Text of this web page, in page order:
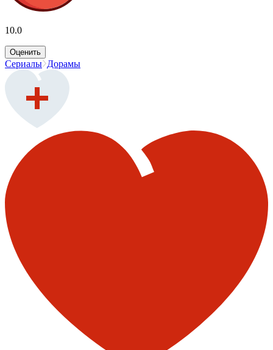
10.0
Оценить
Сериалы Дорамы